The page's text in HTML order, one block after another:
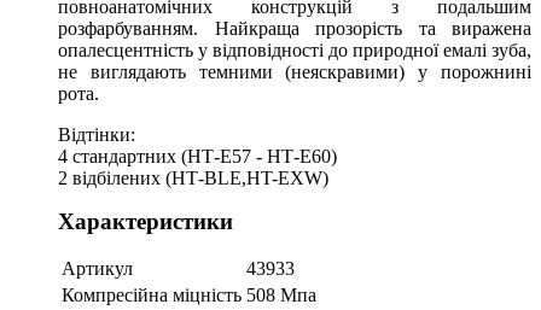
повноанатомічних конструкцій з подальшим
розфарбуванням. Найкраща прозорість та виражена
опалесцентність у відповідності до природної емалі зуба,
не виглядають темними (неяскравими) у порожнині
рота.
Відтінки:
4 стандартних (НТ-Е57 - НТ-Е60)
2 відбілених (НТ-BLE,HT-EXW)
Характеристики
Артикул
43933
Компресійна міцність 508 Мпа